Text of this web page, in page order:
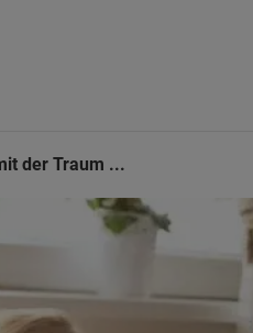
der Traum ...